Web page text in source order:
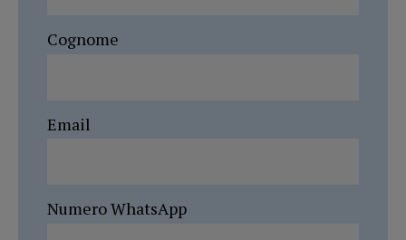
Cognome
Email
Numero WhatsApp